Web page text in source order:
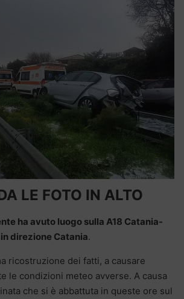
LE FOTO IN ALTO
ha avuto luogo sulla A18 Catania-
direzione Catania.
ricostruzione dei fatti, a causare
le condizioni meteo avverse. A causa
che si è abbattuta in queste ore sul